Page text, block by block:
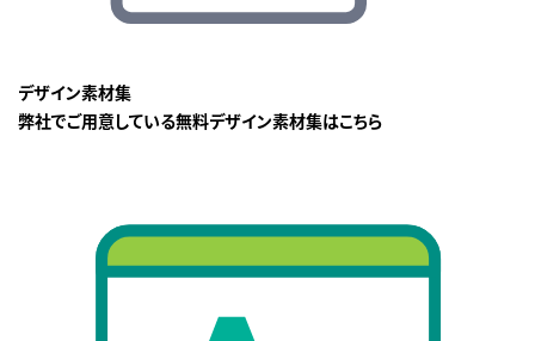
デザイン素材集
弊社でご用意している無料デザイン素材集はこちら